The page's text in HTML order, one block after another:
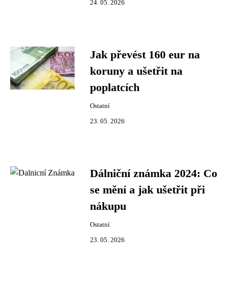
24. 05. 2026
Jak převést 160 eur na
koruny a ušetřit na
poplatcích
Ostatní
23. 05. 2026
Dálniční známka 2024: Co
se mění a jak ušetřit při
nákupu
Ostatní
23. 05. 2026